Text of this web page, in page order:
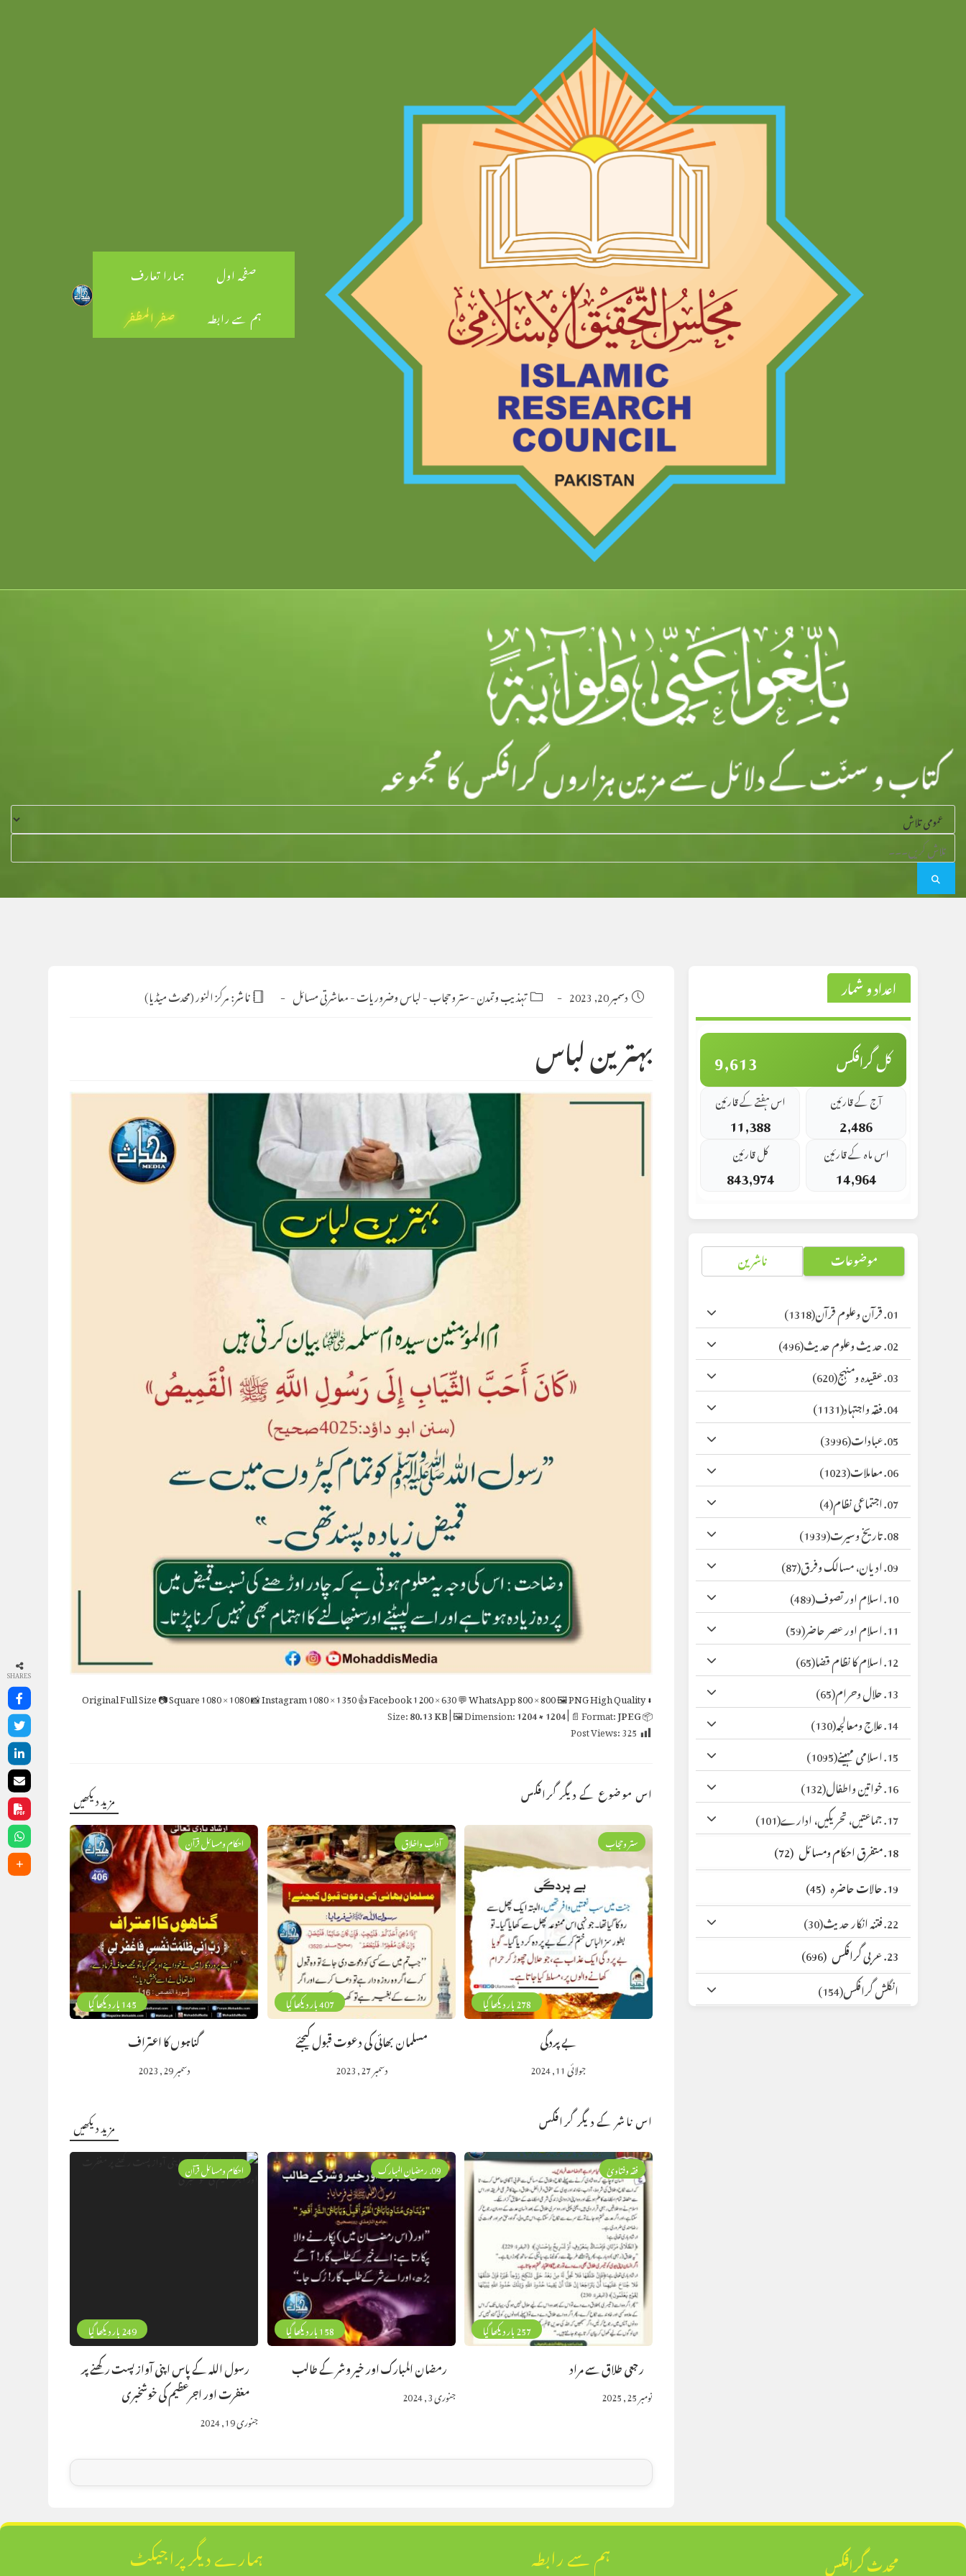
صفحہ اول
ہمارا تعارف
ہم سے رابطہ
صفر المظفر
Post
published:
دسمبر 20, 2023 Post
category:
تہذیب وتمدن-ستر وحجاب-لباس وضروریات-معاشرتی مسائل ناشر:مرکز النور (محدث میڈیا)
بہترین لباس
⬇ Original
Full Size📷 Square1080 × 1080📸 Instagram1080 × 1350👍 Facebook1200 × 630💬 WhatsApp800 × 800🖼 PNGHigh Quality
📦 Size:
80.13 KB| 🖼 Dimension:1204 × 1204| 📄 Format:JPEG
Post Views:325
اس موضوع کے دیگر گرافکس مزید دیکھیں
145 بار دیکھا گیا
احکام ومسائل قرآن
گناہوں کا اعتراف
دسمبر 29, 2023
407 بار دیکھا گیا
آداب واخلاق
مسلمان بھائی کی دعوت قبول کیجئے
دسمبر 27, 2023
278 بار دیکھا گیا
ستر وحجاب
بے پردگی
جولائی 11, 2024
اس ناشر کے دیگر گرافکس مزید دیکھیں
249 بار دیکھا گیا
احکام ومسائل قرآن
رسول اللہ کے پاس اپنی آواز پست رکھنے پر
مغفرت اور اجرعظیم کی خوشخبری
جنوری 19, 2024
158 بار دیکھا گیا
09. رمضان المبارک
رمضان المبارک اور خیر وشر کے طالب
جنوری 3, 2024
257 بار دیکھا گیا
فقہ وفتاویٰ
رجعی طلاق سے مراد
نومبر 25, 2025
اعداد و شمار
کل گرافکس 9,613
آج کے قارئین
2,486
اس ہفتے کے قارئین
11,388
اس ماہ کے قارئین
14,964
کل قارئین
843,974
موضوعات ناشرین
01. قرآن وعلوم قرآن
(1318)
02. حدیث وعلوم حدیث
(496)
03. عقیدہ ومنہج
(620)
04. فقہ واجتہاد
(1131)
05. عبادات
(3996)
06. معاملات
(1023)
07. اجتماعی نظام
(4)
08. تاریخ وسیرت
(1939)
09. ادیان، مسالک وفرق
(87)
10. اسلام اور تصوف
(489)
11. اسلام اور عصر حاضر
(59)
12. اسلام کا نظام قضا
(65)
13. حلال وحرام
(65)
14. علاج ومعالجہ
(130)
15. اسلامی مہینے
(1095)
16. خواتین واطفال
(132)
17. جماعتیں، تحریکیں، ادارے
(101)
18. متفرق احکام ومسائل
(72)
19. حالات حاضرہ
(45)
22. فتنہ انکار حدیث
(30)
23. عربی گرافکس
(696)
انگلش گرافکس(154)
ہمارے دیگر پراجیکٹ ہم سے رابطہ محدث گرافکس
SHARES